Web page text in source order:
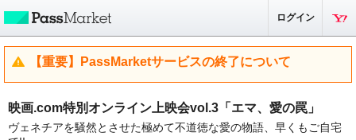
ログイン
【重要】PassMarketサービスの終了について
映画.com特別オンライン上映会vol.3「エマ、愛の罠」
ヴェネチアを騒然とさせた極めて不道徳な愛の物語、早くもご自宅